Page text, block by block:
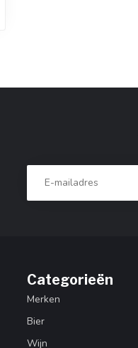
Categorieën
Merken
Bier
Wijn